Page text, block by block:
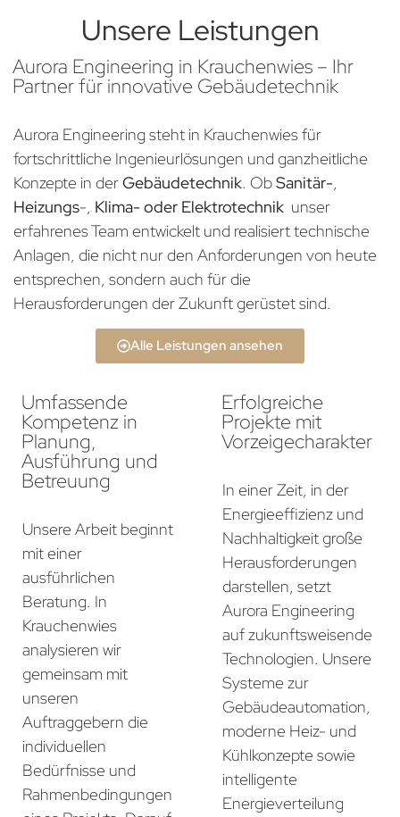
Unsere Leistungen
Aurora Engineering in Krauchenwies – Ihr
Partner für innovative Gebäudetechnik
Aurora Engineering steht in Krauchenwies für
fortschrittliche Ingenieurlösungen und ganzheitliche
Konzepte in derGebäudetechnik. ObSanitär-,
Heizungs-, Klima- oder Elektrotechnik unser
erfahrenes Team entwickelt und realisiert technische
Anlagen, die nicht nur den Anforderungen von heute
entsprechen, sondern auch für die
Herausforderungen der Zukunft gerüstet sind.
Alle Leistungen ansehen
Umfassende
Kompetenz in
Planung,
Ausführung und
Betreuung
Unsere Arbeit beginnt
mit einer
ausführlichen
Beratung. In
Krauchenwies
analysieren wir
gemeinsam mit
unseren
Auftraggebern die
individuellen
Bedürfnisse und
Rahmenbedingungen
Erfolgreiche
Projekte mit
Vorzeigecharakter
In einer Zeit, in der
Energieeffizienz und
Nachhaltigkeit große
Herausforderungen
darstellen, setzt
Aurora Engineering
auf zukunftsweisende
Technologien. Unsere
Systeme zur
Gebäudeautomation,
moderne Heiz- und
Kühlkonzepte sowie
intelligente
Energieverteilung